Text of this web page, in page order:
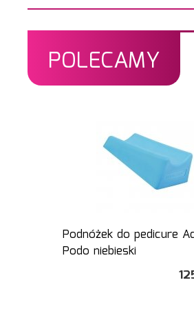
POLECAMY
Podnóżek do pedicure
Podo niebieski